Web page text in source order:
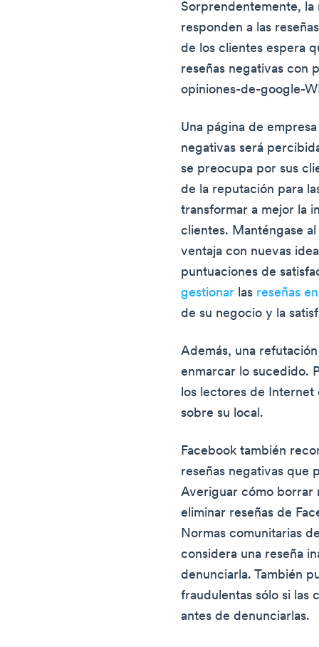
Sorprendentemente, la
responden a las
de los clientes espera
reseñas negativas con
opiniones-de-google-
Una página de
negativas será
se preocupa por sus
de la reputación para
transformar a mejor la
clientes. Manténgase
ventaja con nuevas
puntuaciones de
gestionar las reseñas
de su negocio y la
Además, una
enmarcar lo sucedido.
los lectores de Internet
sobre su local.
Facebook también
reseñas negativas que
Averiguar cómo borrar
eliminar reseñas de
Normas comunitarias
considera una reseña
denunciarla. También
fraudulentas sólo si las
antes de denunciarlas.